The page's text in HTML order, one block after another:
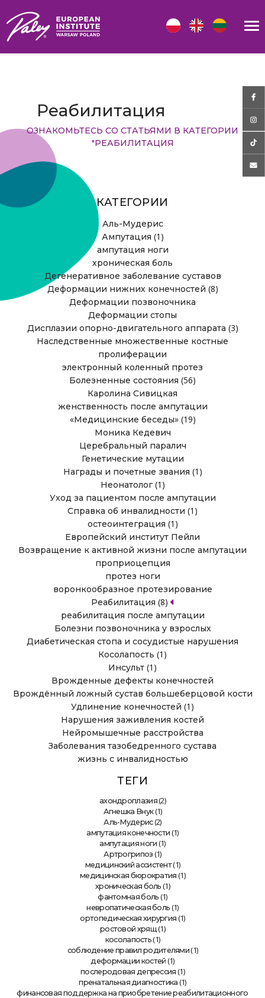
Реабилитация
ОЗНАКОМЬТЕСЬ СО СТАТЬЯМИ В КАТЕГОРИИ
"РЕАБИЛИТАЦИЯ
КАТЕГОРИИ
Аль-Мудерис
Ампутация (1)
ампутация ноги
хроническая боль
Дегенеративное заболевание суставов
Деформации нижних конечностей (8)
Деформации позвоночника
Деформации стопы
Дисплазии опорно-двигательного аппарата (3)
Наследственные множественные костные
пролиферации
электронный коленный протез
Болезненные состояния (56)
Каролина Сивицкая
женственность после ампутации
«Медицинские беседы»(19)
Моника Кедевич
Церебральный паралич
Генетические мутации
Награды и почетные звания (1)
Неонатолог(1)
Уход за пациентом после ампутации
Справка об инвалидности (1)
остеоинтеграция (1)
Европейский институт Пейли
Возвращение к активной жизни после ампутации
проприоцепция
протез ноги
воронкообразное протезирование
Реабилитация (8)
реабилитация после ампутации
Болезни позвоночника у взрослых
Диабетическая стопа и сосудистые нарушения
Косолапость (1)
Инсульт (1)
Врожденные дефекты конечностей
Врождённый ложный сустав большеберцовой кости
Удлинение конечностей (1)
Нарушения заживления костей
Нейромышечные расстройства
Заболевания тазобедренного сустава
жизнь с инвалидностью
ТЕГИ
ахондроплазия(2)
Агнешка Внук(1)
Аль-Мудерис(2)
ампутация конечности (1)
ампутация ноги (1)
Артрогрипоз (1)
медицинский ассистент(1)
медицинская бюрократия (1)
хроническая боль (1)
фантомная боль (1)
невропатическая боль (1)
ортопедическая хирургия (1)
ростовой хрящ(1)
косолапость (1)
соблюдение правил родителями (1)
деформации костей (1)
послеродовая депрессия (1)
пренатальная диагностика (1)
финансовая поддержка на приобретение реабилитационного